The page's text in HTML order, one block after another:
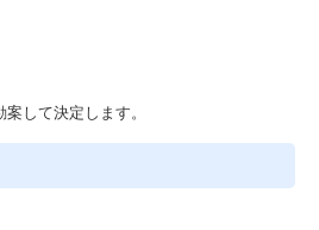
して決定します。